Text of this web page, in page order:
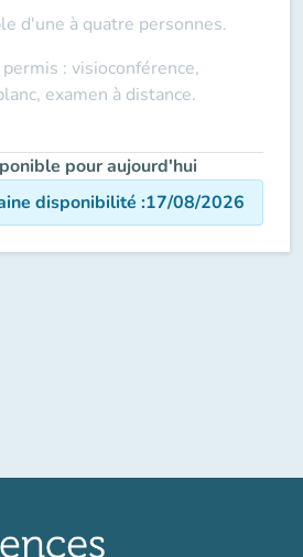
d'une à quatre personnes.
: visioconférence,
examen à distance.
pour aujourd'hui
disponibilité :17/08/2026